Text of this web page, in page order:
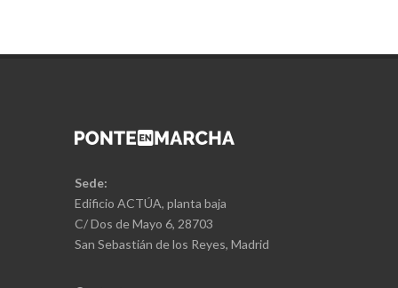
Sede:
Edificio ACTÚA, planta baja
C/ Dos de Mayo 6, 28703
San Sebastián de los Reyes, Madrid